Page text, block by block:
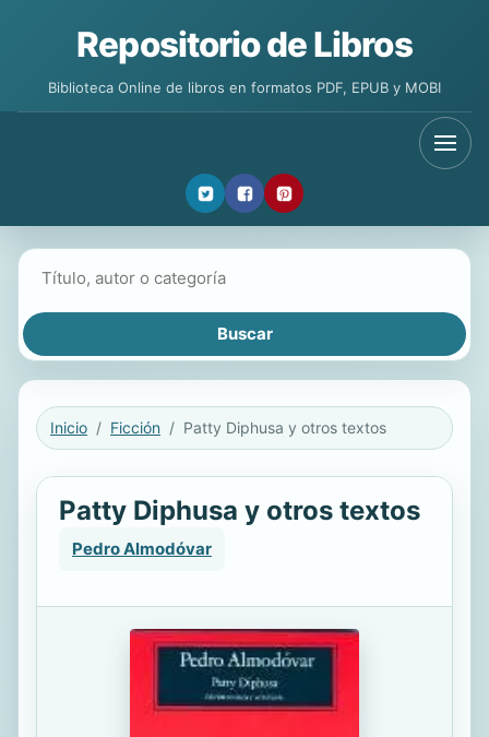
Repositorio de Libros
Biblioteca Online de libros en formatos PDF, EPUB y MOBI
Inicio Ficción Patty Diphusa y otros textos
Patty Diphusa y otros textos
Pedro Almodóvar